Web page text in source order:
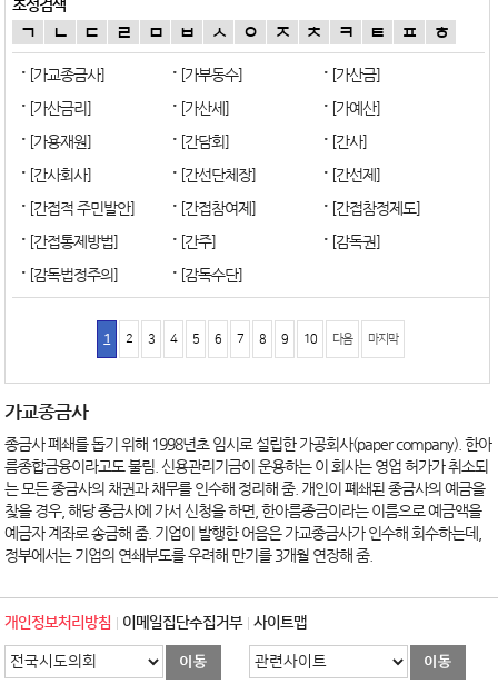
초성검색
ㄱ ㄴ ㄷ ㄹ ㅁ ㅂ ㅅ ㅇ ㅈ ㅊ ㅋ ㅌ ㅍ ㅎ
[가교종금사] [가부동수]
[가산금]
[가산금리]
[가산세]
[가예산]
[가용재원]
[간담회]
[간사]
[간사회사]
[간선단체장]
[간선제]
[간접적 주민발안]
[간접참여제]
[간접참정제도]
[간접통제방법]
[간주]
[감독권]
[감독법정주의]
[감독수단]
1 2 3 4 5 6 7 8 9 10 다음 마지막
가교종금사
종금사 폐쇄를 돕기 위해 1998년초 임시로 설립한 가공회사(paper company). 한아
름종합금융이라고도 불림. 신용관리기금이 운용하는 이 회사는 영업 허가가 취소되
는 모든 종금사의 채권과 채무를 인수해 정리해 줌. 개인이 폐쇄된 종금사의 예금을
찾을 경우, 해당 종금사에 가서 신청을 하면, 한아름종금이라는 이름으로 예금액을
예금자 계좌로 송금해 줌. 기업이 발행한 어음은 가교종금사가 인수해 회수하는데,
정부에서는 기업의 연쇄부도를 우려해 만기를 3개월 연장해 줌.
개인정보처리방침 이메일집단수집거부 사이트맵